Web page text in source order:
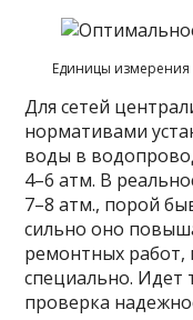
Единицы
Для сетей
нормативами
воды в
4–6 атм. В
7–8 атм., порой
сильно оно
ремонтных работ,
специально. Идет
проверка